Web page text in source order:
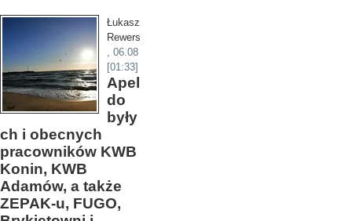
Łukasz
Rewers
, 06.08
[01:33]
Apel
do
były
ch i obecnych
pracowników KWB
Konin, KWB
Adamów, a także
ZEPAK-u, FUGO,